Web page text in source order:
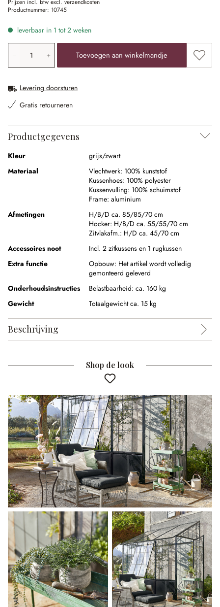
Prijzen incl. btw excl. verzendkosten
Productnummer: 10745
leverbaar in 1 tot 2 weken
Producthoeveelheid: voer de gewenste waarde in of
Toevoegen aan winkelmandje
Levering doorsturen
Gratis retourneren
Productgegevens
Kleur
grijs/zwart
Materiaal
Vlechtwerk: 100% kunststof
Kussenhoes: 100% polyester
Kussenvulling: 100% schuimstof
Frame: aluminium
Afmetingen
H/B/D ca. 85/85/70 cm
Hocker: H/B/D ca. 55/55/70 cm
Zitvlakafm.: H/D ca. 45/70 cm
Accessoires noot
Incl. 2 zitkussens en 1 rugkussen
Extra functie
Opbouw: Het artikel wordt volledig
gemonteerd geleverd
Onderhoudsinstructies
Belastbaarheid: ca. 160 kg
Gewicht
Totaalgewicht ca. 15 kg
Beschrijving
Shop de look